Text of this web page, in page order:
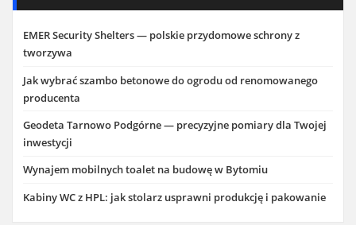
EMER Security Shelters — polskie przydomowe schrony z
tworzywa
Jak wybrać szambo betonowe do ogrodu od renomowanego
producenta
Geodeta Tarnowo Podgórne — precyzyjne pomiary dla Twojej
inwestycji
Wynajem mobilnych toalet na budowę w Bytomiu
Kabiny WC z HPL: jak stolarz usprawni produkcję i pakowanie